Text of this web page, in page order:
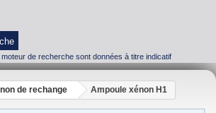
de recherche sont données à titre indicatif
de rechange Ampoule xénon H1